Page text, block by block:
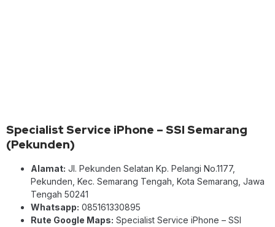
Specialist Service iPhone – SSI Semarang
(Pekunden)
Alamat: Jl. Pekunden Selatan Kp. Pelangi No.1177,
Pekunden, Kec. Semarang Tengah, Kota Semarang, Jawa
Tengah 50241
Whatsapp: 085161330895
Rute Google Maps: Specialist Service iPhone – SSI